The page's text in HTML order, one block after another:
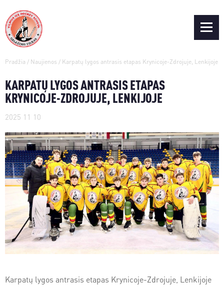
Pradžia / Naujienos / Karpatų lygos antrasis etapas Krynicoje-Zdrojuje, Lenkijoje
KARPATŲ LYGOS ANTRASIS ETAPAS
KRYNICOJE-ZDROJUJE, LENKIJOJE
2025 11 10
Karpatų lygos antrasis etapas Krynicoje-Zdrojuje, Lenkijoje